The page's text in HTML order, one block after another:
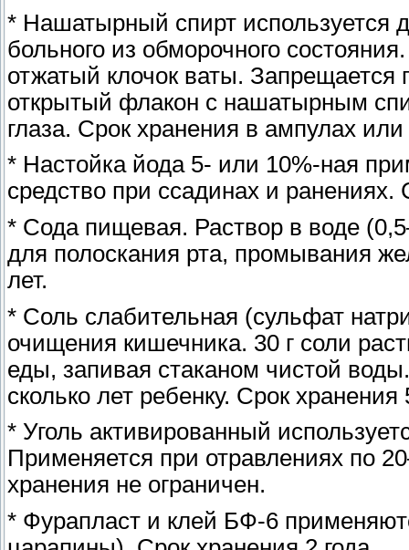
* Нашатырный спирт используется
больного из обморочного
отжатый клочок ваты. Запрещается
открытый флакон с нашатырным
глаза. Срок хранения в ампулах
* Настойка йода 5- или 10%-ная
средство при ссадинах и ранениях.
* Сода пищевая. Раствор в воде
для полоскания рта, промывания
лет.
* Соль слабительная (сульфат
очищения кишечника. 30 г соли
еды, запивая стаканом чистой
сколько лет ребенку. Срок хранения
* Уголь активированный
Применяется при отравлениях по
хранения не ограничен.
* Фурапласт и клей БФ-6